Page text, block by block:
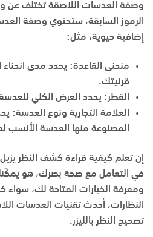
وصفة العدسات اللاصقة تختلف عن
الرموز السابقة، ستحتوي وصفة
إضافية حيوية، مثل:
منحنى القاعدة: يحدد مدى
قرنيتك.
القطر: يحدد العرض الكلي
العلامة التجارية ونوع العدسة:
المصنوعة منها العدسة الأنسب
إن تعلم كيفية قراءة كشف النظر
في التعامل مع صحة بصرك، هو
ومعرفة الخيارات المتاحة لك،
النظارات، أحدث تقنيات العدسات
تصحيح النظر بالليزر.